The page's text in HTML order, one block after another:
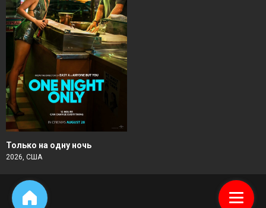
Только на одну ночь
2026, США